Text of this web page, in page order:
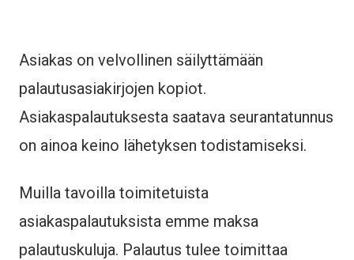
Asiakas on velvollinen säilyttämään
palautusasiakirjojen kopiot.
Asiakaspalautuksesta saatava seurantatunnus
on ainoa keino lähetyksen todistamiseksi.
Muilla tavoilla toimitetuista
asiakaspalautuksista emme maksa
palautuskuluja. Palautus tulee toimittaa